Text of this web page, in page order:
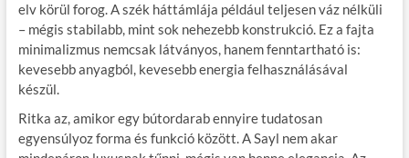
elv körül forog. A szék háttámlája például teljesen váz nélküli
– mégis stabilabb, mint sok nehezebb konstrukció. Ez a fajta
minimalizmus nemcsak látványos, hanem fenntartható is:
kevesebb anyagból, kevesebb energia felhasználásával
készül.
Ritka az, amikor egy bútordarab ennyire tudatosan
egyensúlyoz forma és funkció között. A Sayl nem akar